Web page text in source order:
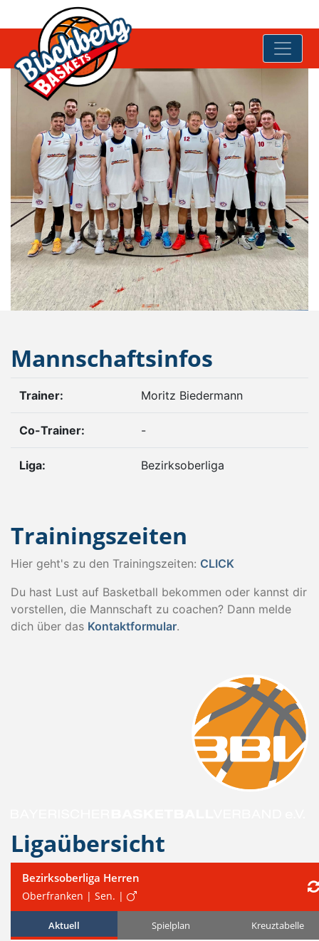
Mannschaftsinfos
Trainer: Moritz Biedermann
Co-Trainer: -
Liga: Bezirksoberliga
Trainingszeiten
Hier geht's zu den Trainingszeiten: CLICK
Du hast Lust auf Basketball bekommen oder kannst dir
vorstellen, die Mannschaft zu coachen? Dann melde
dich über das Kontaktformular.
Ligaübersicht